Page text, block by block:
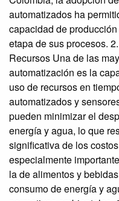
automatizados ha
capacidad de
etapa de sus procesos.
Recursos Una de las
automatización es la
uso de recursos en
automatizados y
pueden minimizar el
energía y agua, lo que
significativa de los
especialmente
la de alimentos y
consumo de energía y